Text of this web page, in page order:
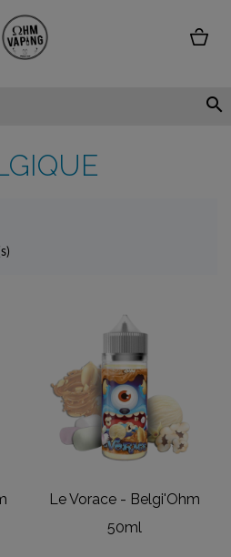

Le Vorace - Belgi'Ohm
50ml